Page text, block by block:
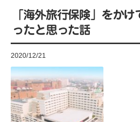
「海外旅行保険」をか
ったと思った話
2020/12/21